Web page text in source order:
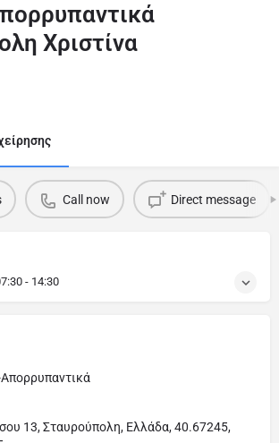
Χριστίνα
Call now Direct message
- 14:30
13, Σταυρούπολη, Ελλάδα, 40.67245,